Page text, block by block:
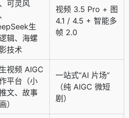
可灵风
生
辑、海螺
技术
视频 3.5 Pro + 图
4.1 / 4.5 + 智能多
帧 2.0
视频 AIGC
平台（小
文、故事
）
一站式”AI 片场”
（纯 AIGC 微短
剧）